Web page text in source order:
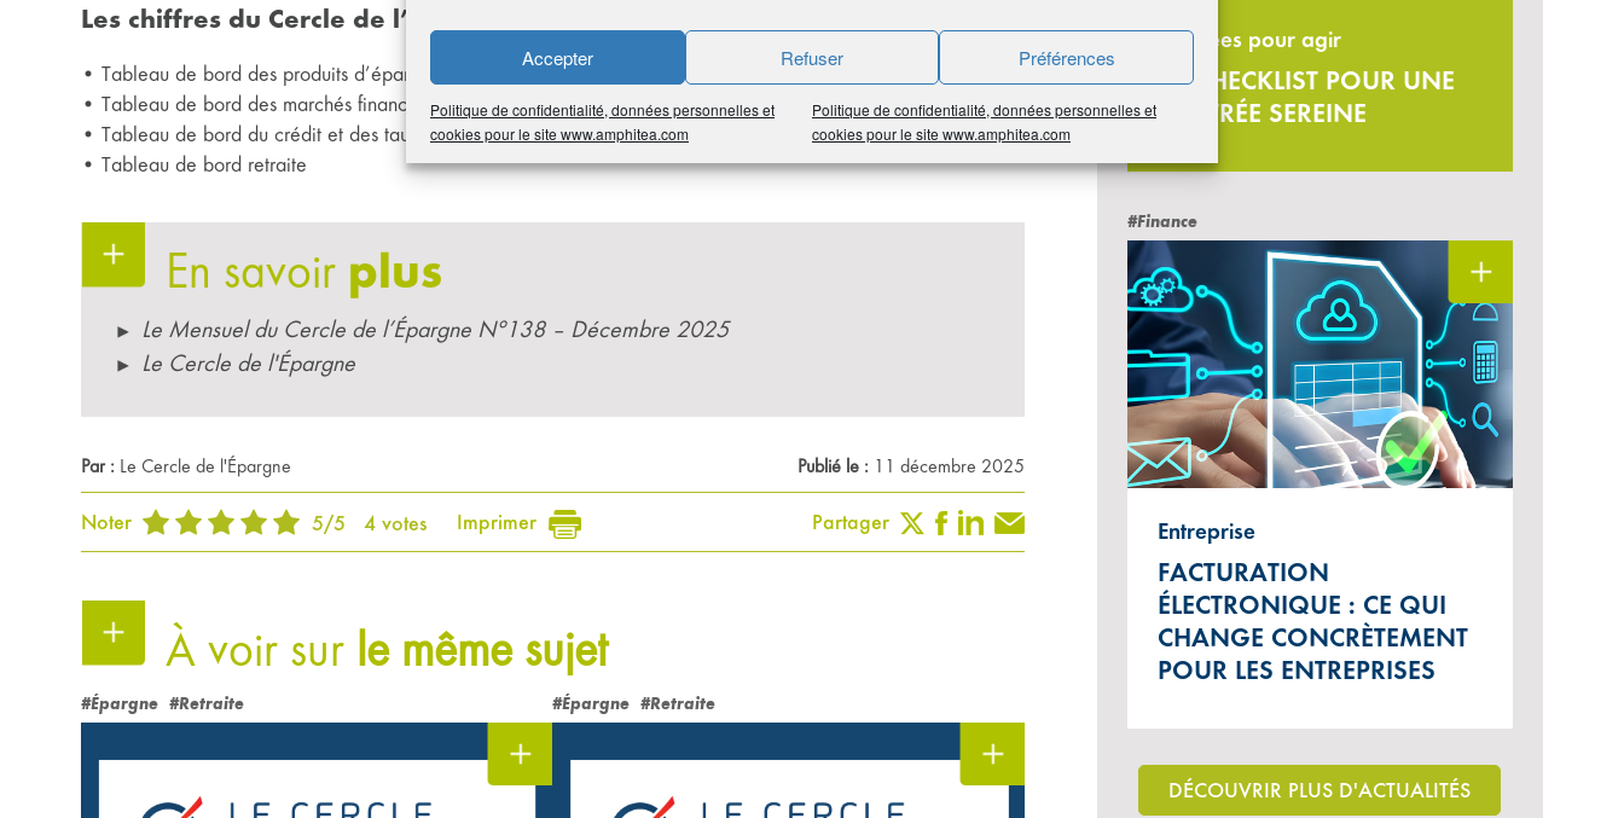
Accepter Refuser Préférences
Politique de confidentialité, données personnelles et
cookies pour le site www.amphitea.com
Politique de confidentialité, données personnelles et
cookies pour le site www.amphitea.com
Les chiffres du Cercle de l’Épargne
• Tableau de bord des produits d’épargne
• Tableau de bord des marchés financiers
• Tableau de bord du crédit et des taux d’intérêt
• Tableau de bord retraite
En savoir plus
Le Mensuel du Cercle de l’Épargne N°138 – Décembre 2025
Le Cercle de l'Épargne
Par : Le Cercle de l'Épargne Publié le : 11 décembre 2025
Noter 5/5 4 votes Imprimer Partager
À voir sur le même sujet
#Épargne #Retraite #Épargne #Retraite
13 idées pour agir
LA CHECKLIST POUR UNE
RENTRÉE SEREINE
#Finance
Entreprise
FACTURATION
ÉLECTRONIQUE : CE QUI
CHANGE CONCRÈTEMENT
POUR LES ENTREPRISES
DÉCOUVRIR PLUS D'ACTUALITÉS